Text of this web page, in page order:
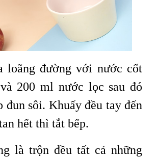
loãng đường với nước cốt
200 ml nước lọc sau đó
đun sôi. Khuấy đều tay đến
hết thì tắt bếp.
là trộn đều tất cả những